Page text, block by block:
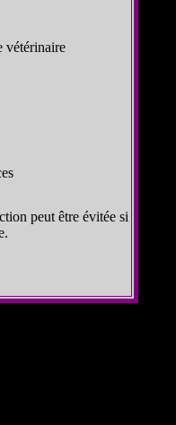
vétérinaire
peut être évitée si